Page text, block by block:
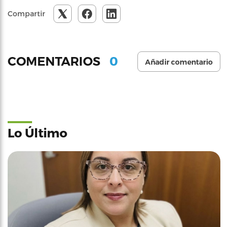
Compartir
COMENTARIOS 0 Añadir comentario
Lo Último